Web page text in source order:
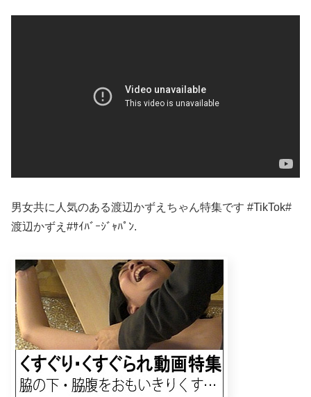
男女共に人気のある渡辺かずえちゃん特集です #TikTok#
渡辺かずえ#ｻｲﾊﾞｰｼﾞｬﾊﾟﾝ.